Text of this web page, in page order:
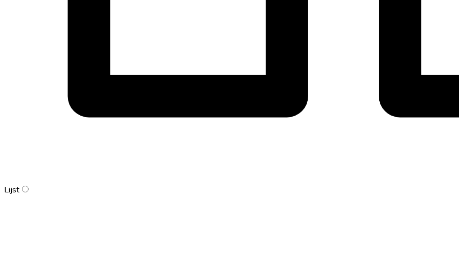
Lijst